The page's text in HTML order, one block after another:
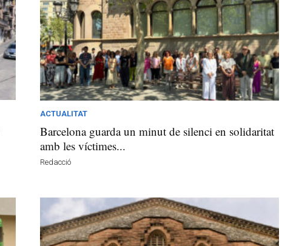
ACTUALITAT
Barcelona guarda un minut de silenci en solidaritat
amb les víctimes...
Redacció